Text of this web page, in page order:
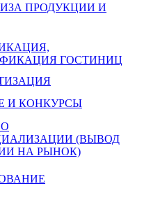
ПРОДУКЦИИ И
ГОСТИНИЦ
И КОНКУРСЫ
(ВЫВОД
НА РЫНОК)